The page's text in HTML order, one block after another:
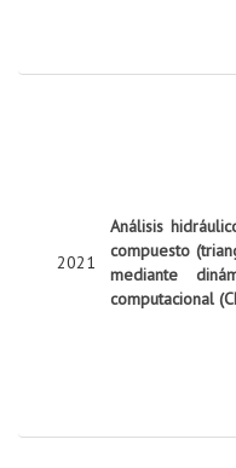
2021
Análisis
compuesto
mediante
computacional